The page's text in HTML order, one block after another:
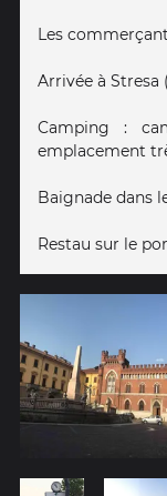
Les
Arrivée à Stresa
Camping :
emplacement
Baignade dans
Restau sur le